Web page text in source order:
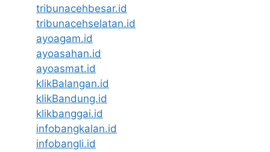
tribunacehbesar.id
tribunacehselatan.id
ayoagam.id
ayoasahan.id
ayoasmat.id
klikBalangan.id
klikBandung.id
klikbanggai.id
infobangkalan.id
infobangli.id